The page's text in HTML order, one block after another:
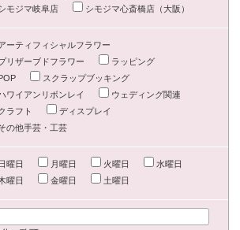
モジマ岐阜店
シモジマ心斎橋店（大阪）
ーティフィシャルフラワー
リザーブドフラワー
ラッピング
スクラップブッキング
ワイアンリボンレイ
ウェディング関連
ラフト
ディスプレイ
の他手芸・工芸
曜日 月曜日 火曜日
水曜日
曜日
金曜日 土曜日